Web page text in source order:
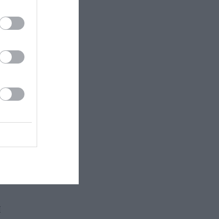
»,
τη
όπου